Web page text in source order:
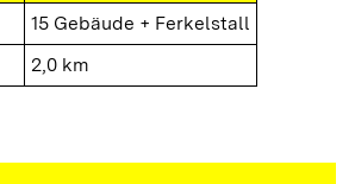
15 Gebäude + Ferkelstall
2,0 km